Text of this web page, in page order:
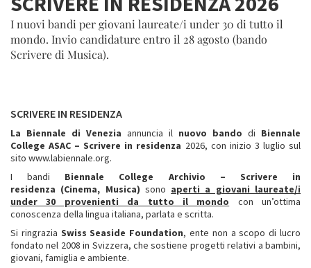
I nuovi bandi per giovani laureate/i under 30 di tutto il
mondo. Invio candidature entro il 28 agosto (bando
Scrivere di Musica).
SCRIVERE IN RESIDENZA
La Biennale di Venezia annuncia il nuovo bando di Biennale
College ASAC – Scrivere in residenza 2026, con inizio 3 luglio sul
sito www.labiennale.org.
I bandi Biennale College Archivio – Scrivere in
residenza (Cinema, Musica) sono aperti a giovani laureate/i
under 30 provenienti da tutto il mondo con un’ottima
conoscenza della lingua italiana, parlata e scritta.
Si ringrazia Swiss Seaside Foundation, ente non a scopo di lucro
fondato nel 2008 in Svizzera, che sostiene progetti relativi a bambini,
giovani, famiglia e ambiente.